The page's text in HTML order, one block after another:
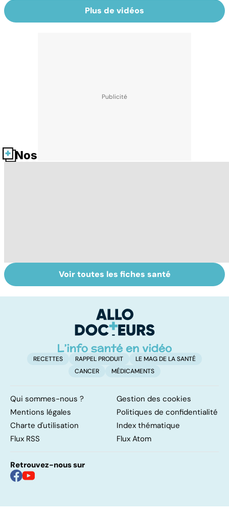
Plus de vidéos
Nos fiches santé
Violences
sexuelles :
Vivre après un
cancer
Voir toutes les fiches santé
RECETTES RAPPEL PRODUIT
LE MAG DE LA SANTÉ
CANCER
MÉDICAMENTS
Qui sommes-nous ?
Gestion des cookies
Mentions légales
Politiques de confidentialité
Charte d'utilisation
Index thématique
Flux RSS
Flux Atom
Retrouvez-nous sur